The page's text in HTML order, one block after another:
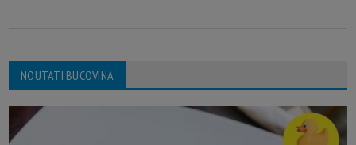
NOUTATI BUCOVINA